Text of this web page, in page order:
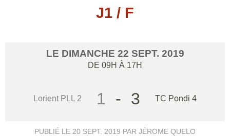
J1 / F
LE DIMANCHE 22 SEPT. 2019
DE 09H À 17H
Lorient PLL 2 1 - 3 TC Pondi 4
PUBLIÉ LE 20 SEPT. 2019 PAR JÉROME QUELO